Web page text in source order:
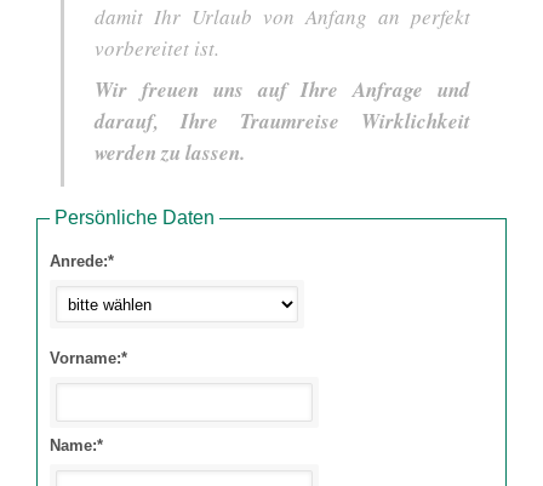
damit Ihr Urlaub von Anfang an perfekt
vorbereitet ist.
Wir freuen uns auf Ihre Anfrage und
darauf, Ihre Traumreise Wirklichkeit
werden zu lassen.
Persönliche Daten
Anrede:*
Vorname:*
Name:*